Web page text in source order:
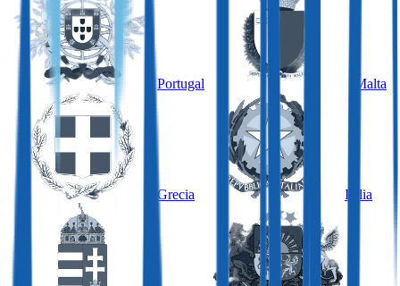
Portugal Malta
Grecia Italia